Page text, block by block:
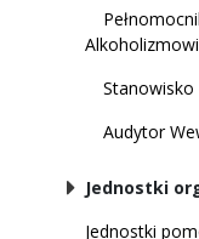
Stanowisko
Audytor
Jednostki
Jednostki